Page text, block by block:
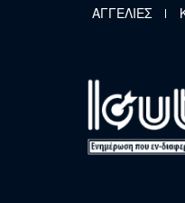
Παράκαμψη προς το κυρίως
ΑΓΓΕΛΙΕΣ